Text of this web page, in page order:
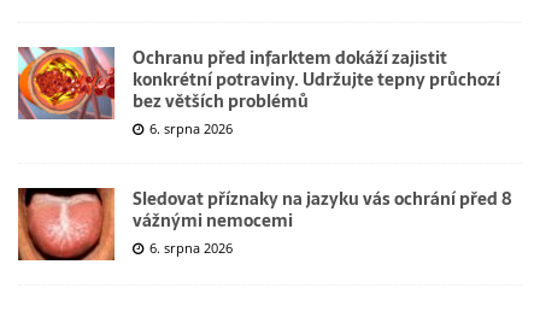
Ochranu před infarktem dokáží zajistit
konkrétní potraviny. Udržujte tepny průchozí
bez větších problémů
6. srpna 2026
Sledovat příznaky na jazyku vás ochrání před 8
vážnými nemocemi
6. srpna 2026